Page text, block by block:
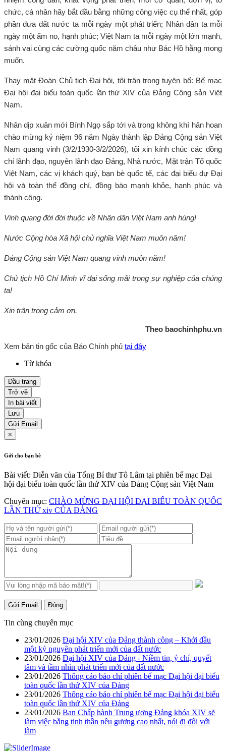
chức, cá nhân hãy bắt đầu bằng những công việc cụ thể nhất, góp
phần đưa đất nước ta mỗi ngày một phát triển; Nhân dân ta mỗi
ngày một ấm no, hạnh phúc; Việt Nam ta mỗi ngày một lớn mạnh,
sánh vai cùng các cường quốc năm châu như Bác Hồ hằng mong
muốn.
Thay mặt Đoàn Chủ tịch Đại hội, tôi trân trọng tuyên bố: Bế mạc
Đại hội đại biểu toàn quốc lần thứ XIV của Đảng Cộng sản Việt
Nam.
Nhân dịp xuân mới Bính Ngọ sắp tới và trong không khí hân hoan
chào mừng kỷ niệm 96 năm Ngày thành lập Đảng Cộng sản Việt
Nam quang vinh (3/2/1930-3/2/2026), tôi xin kính chúc các đồng
chí lãnh đạo, nguyên lãnh đạo Đảng, Nhà nước, Mặt trận Tổ quốc
Việt Nam, các vị khách quý, bạn bè quốc tế, các đại biểu dự Đại
hội và toàn thể đồng chí, đồng bào mạnh khỏe, hạnh phúc và
thành công.
Vinh quang đời đời thuộc về Nhân dân Việt Nam anh hùng!
Nước Cộng hòa Xã hội chủ nghĩa Việt Nam muôn năm!
Đảng Cộng sản Việt Nam quang vinh muôn năm!
Chủ tịch Hồ Chí Minh vĩ đại sống mãi trong sự nghiệp của chúng
ta!
Xin trân trọng cảm ơn.
Theo baochinhphu.vn
Xem bản tin gốc của Báo Chính phủ tại đây
Từ khóa
Đầu trang
Trở về
In bài viết
Lưu
Gửi Email
×
Gởi cho bạn bè
Bài viết: Diễn văn của Tổng Bí thư Tô Lâm tại phiên bế mạc Đại
hội đại biểu toàn quốc lần thứ XIV của Đảng Cộng sản Việt Nam
Chuyên mục: CHÀO MỪNG ĐẠI HỘI ĐẠI BIỂU TOÀN QUỐC
LẦN THỨ xiv CỦA ĐẢNG
Gửi Email Đóng
Tin cùng chuyên mục
23/01/2026 Đại hội XIV của Đảng thành công – Khởi đầu
một kỷ nguyên phát triển mới của đất nước
23/01/2026 Đại hội XIV của Đảng - Niềm tin, ý chí, quyết
tâm và tầm nhìn phát triển mới của đất nước
23/01/2026 Thông cáo báo chí phiên bế mạc Đại hội đại biểu
toàn quốc lần thứ XIV của Đảng
23/01/2026 Thông cáo báo chí phiên bế mạc Đại hội đại biểu
toàn quốc lần thứ XIV của Đảng
23/01/2026 Ban Chấp hành Trung ương Đảng khóa XIV sẽ
làm việc bằng tinh thần nêu gương cao nhất, nói đi đôi với
làm